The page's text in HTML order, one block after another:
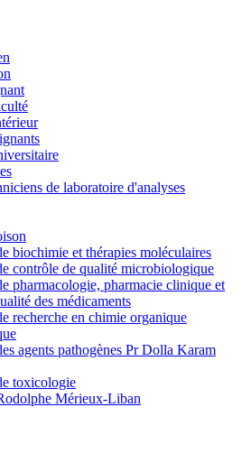
de laboratoire d'analyses
biochimie et thérapies moléculaires
contrôle de qualité microbiologique
pharmacologie, pharmacie clinique et
des médicaments
recherche en chimie organique
agents pathogènes Pr Dolla Karam
toxicologie
Mérieux-Liban